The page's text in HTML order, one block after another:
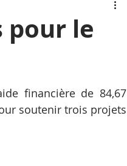
pour le
financière de 84,67
soutenir trois projets